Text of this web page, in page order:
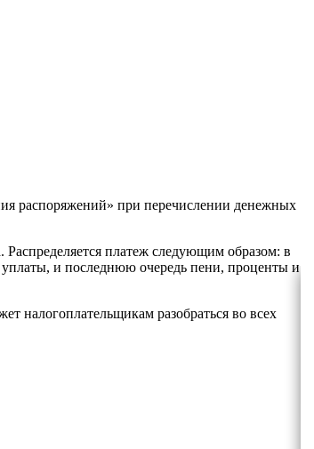
распоряжений» при перечислении денежных
платеж следующим образом: в
и последнюю очередь пени, проценты и
налогоплательщикам разобраться во всех